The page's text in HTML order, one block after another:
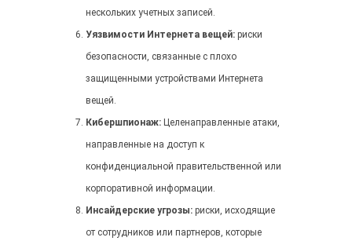
нескольких учетных записей.
Уязвимости Интернета вещей: риски
безопасности, связанные с плохо
защищенными устройствами Интернета
вещей.
Кибершпионаж: Целенаправленные атаки,
направленные на доступ к
конфиденциальной правительственной или
корпоративной информации.
Инсайдерские угрозы: риски, исходящие
от сотрудников или партнеров, которые